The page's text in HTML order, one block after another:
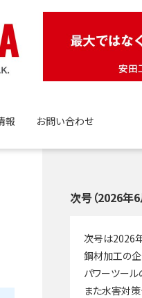
報 お問い合わせ
次号（2026年
次号は2026
鋼材加工の企
パワーツール
また水害対